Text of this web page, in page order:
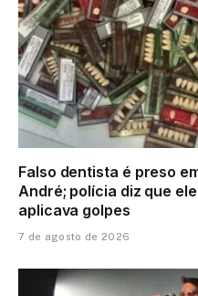
Falso dentista é preso
André; polícia diz que
aplicava golpes
7 de agosto de 2026